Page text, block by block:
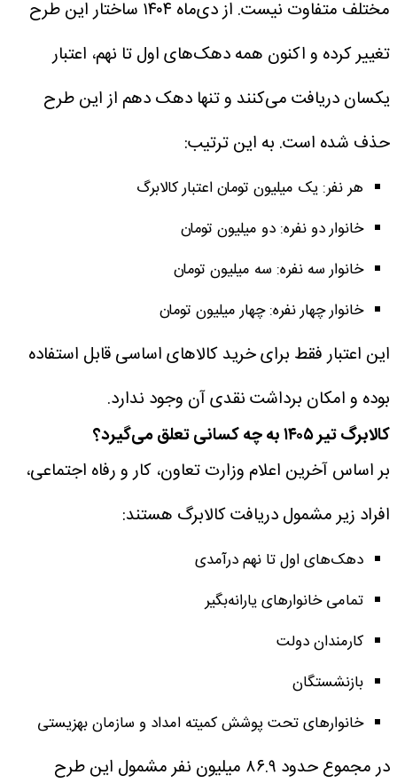
مختلف متفاوت نیست. از دی‌ماه ۱۴۰۴ ساختار این طرح
تغییر کرده و اکنون همه دهک‌های اول تا نهم، اعتبار
یکسان دریافت می‌کنند و تنها دهک دهم از این طرح
حذف شده است. به این ترتیب:
هر نفر: یک میلیون تومان اعتبار کالابرگ
خانوار دو نفره: دو میلیون تومان
خانوار سه نفره: سه میلیون تومان
خانوار چهار نفره: چهار میلیون تومان
این اعتبار فقط برای خرید کالاهای اساسی قابل استفاده
بوده و امکان برداشت نقدی آن وجود ندارد.
کالابرگ تیر ۱۴۰۵ به چه کسانی تعلق می‌گیرد؟
بر اساس آخرین اعلام وزارت تعاون، کار و رفاه اجتماعی،
افراد زیر مشمول دریافت کالابرگ هستند:
دهک‌های اول تا نهم درآمدی
تمامی خانوارهای یارانه‌بگیر
کارمندان دولت
بازنشستگان
خانوارهای تحت پوشش کمیته امداد و سازمان بهزیستی
در مجموع حدود ۸۶.۹ میلیون نفر مشمول این طرح